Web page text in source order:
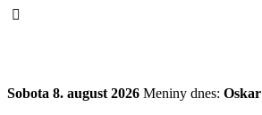
Sobota 8. august 2026 Meniny dnes: Oskar